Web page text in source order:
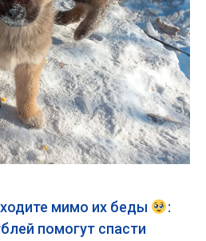
мимо их беды
:
помогут спасти